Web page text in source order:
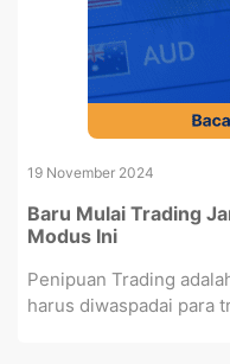
19 November 2024
Baru Mulai Trading
Modus Ini
Penipuan Trading
harus diwaspadai para